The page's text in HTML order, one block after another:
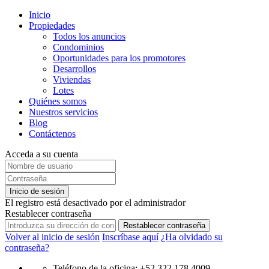
Inicio
Propiedades
Todos los anuncios
Condominios
Oportunidades para los promotores
Desarrollos
Viviendas
Lotes
Quiénes somos
Nuestros servicios
Blog
Contáctenos
Acceda a su cuenta
Inicio de sesión
El registro está desactivado por el administrador
Restablecer contraseña
Restablecer contraseña
Volver al inicio de sesión Inscríbase aquí ¿Ha olvidado su
contraseña?